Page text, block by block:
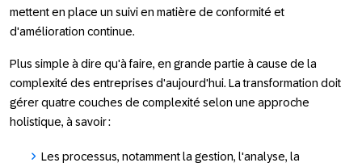
mettent en place un suivi en matière de conformité et
d'amélioration continue.
Plus simple à dire qu'à faire, en grande partie à cause de la
complexité des entreprises d'aujourd'hui. La transformation doit
gérer quatre couches de complexité selon une approche
holistique, à savoir :
Les processus, notamment la gestion, l'analyse, la